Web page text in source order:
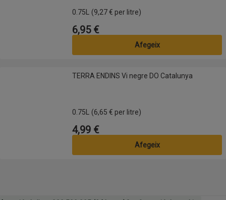
0.75L (9,27 € per litre)
Preu
6,95 €
Afegeix
TERRA ENDINS Vi negre DO CatalunyaTERRA ENDINS Vi negre DO Catalunya
0.75L (6,65 € per litre)
Preu
4,99 €
Afegeix